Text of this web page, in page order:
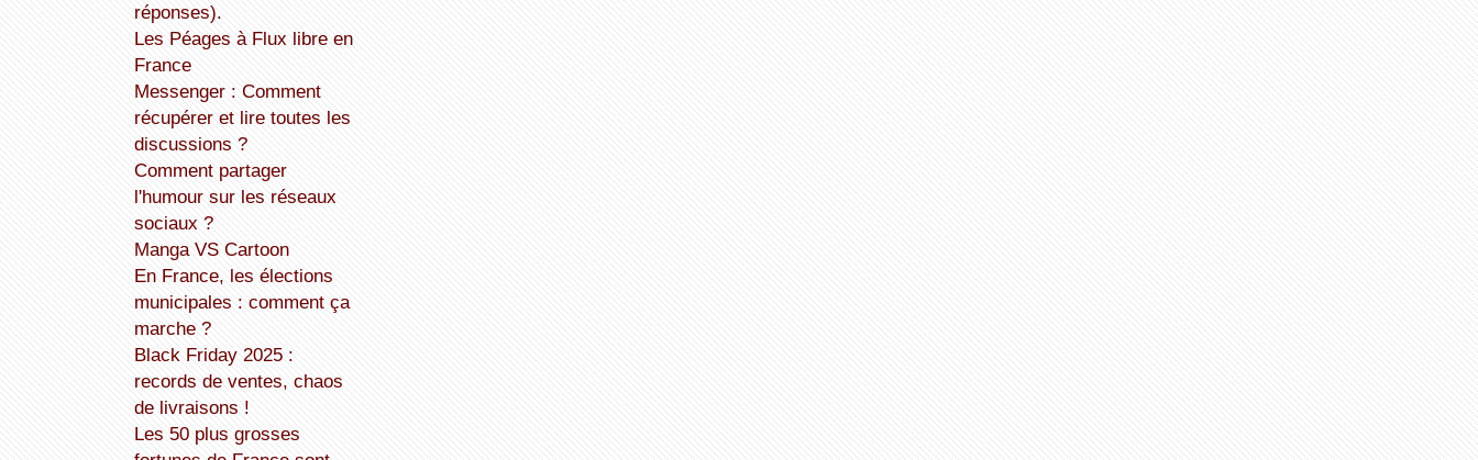
réponses).
Les Péages à Flux libre en
France
Messenger : Comment
récupérer et lire toutes les
discussions ?
Comment partager
l'humour sur les réseaux
sociaux ?
Manga VS Cartoon
En France, les élections
municipales : comment ça
marche ?
Black Friday 2025 :
records de ventes, chaos
de livraisons !
Les 50 plus grosses